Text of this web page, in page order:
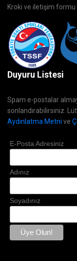
Kroki ve iletişim formu
Duyuru Listesi
Spam e-postalar
sonlandırabilirsiniz.
Aydınlatma Metni ve
E-Posta Adresiniz
Adınız
Soyadınız